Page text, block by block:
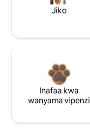
Jiko
Inafaa kwa
wanyama vipenzi